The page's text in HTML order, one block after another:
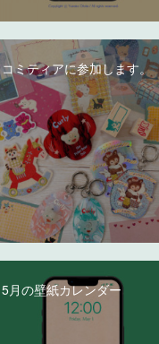
コミティアに参加します。
5月の壁紙カレンダー